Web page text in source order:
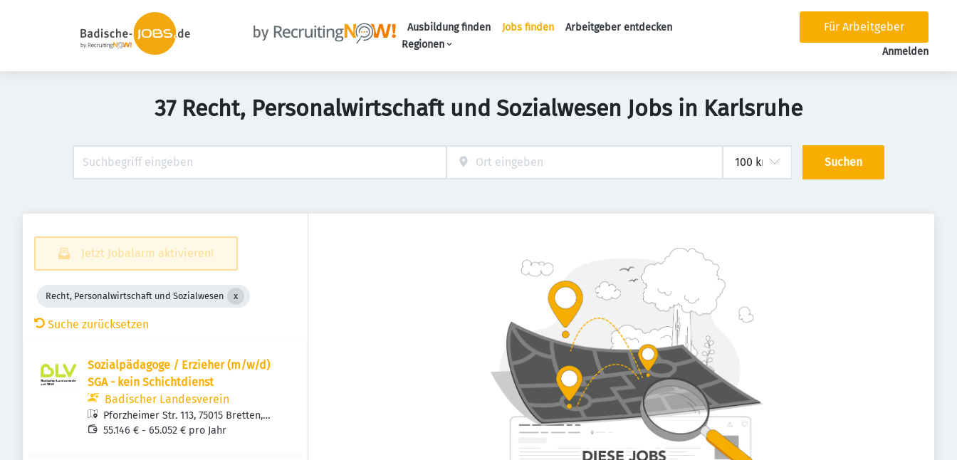
Ausbildung finden Jobs finden
Arbeitgeber entdecken
Regionen
Für Arbeitgeber
Anmelden
37 Recht, Personalwirtschaft und Sozialwesen Jobs in Karlsruhe
Suchen
Jetzt Jobalarm aktivieren!
Recht, Personalwirtschaft und Sozialwesen
Suche zurücksetzen
Sozialpädagoge / Erzieher (m/w/d)
SGA - kein Schichtdienst
Badischer Landesverein
Pforzheimer Str. 113, 75015 Bretten,
Deutschland
55.146 € - 65.052 € pro Jahr